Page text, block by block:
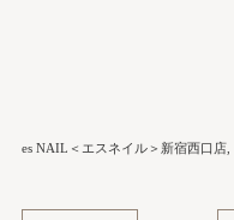
es NAIL＜エスネイル＞新宿西口店